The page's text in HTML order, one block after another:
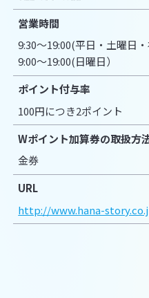
営業時間
9:30～19:00(平日・土曜日
9:00～19:00(日曜日）
ポイント付与率
100円につき2ポイント
Wポイント加算券の取扱方
金券
URL
http://www.hana-